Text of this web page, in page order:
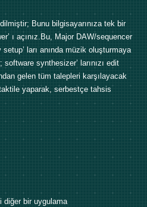
Bunu bilgisayarınıza tek bir
ı açınız.Bu, Major DAW/sequencer
setup’ ları anında müzik oluşturmaya
synthesizer’ larınızı edit
gelen tüm talepleri karşılayacak
yaparak, serbestçe tahsis
diğer bir uygulama